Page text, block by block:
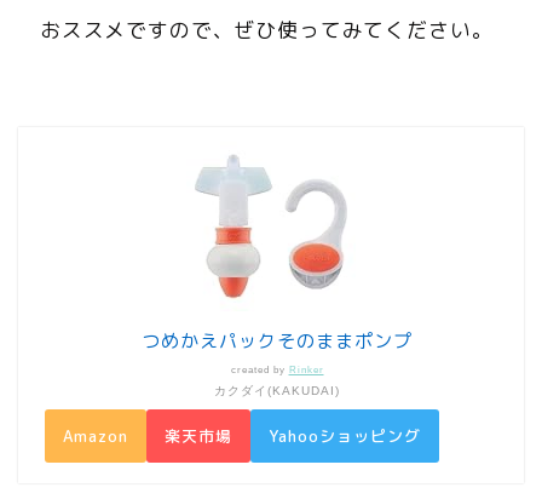
おススメですので、ぜひ使ってみてください。
つめかえパックそのままポンプ
created by Rinker
カクダイ(KAKUDAI)
Amazon 楽天市場 Yahooショッピング